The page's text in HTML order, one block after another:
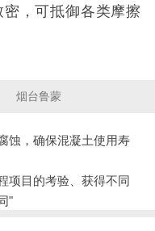
，可抵御各类摩擦
烟台鲁蒙
蚀，确保混凝土使用寿
项目的考验、获得不同
"